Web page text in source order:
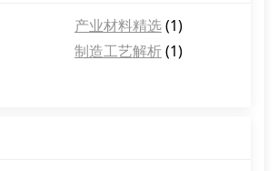
产业材料精选(1)
制造工艺解析(1)